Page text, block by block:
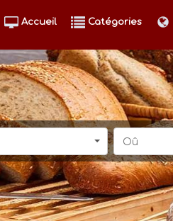
Accueil Catégories
Oû